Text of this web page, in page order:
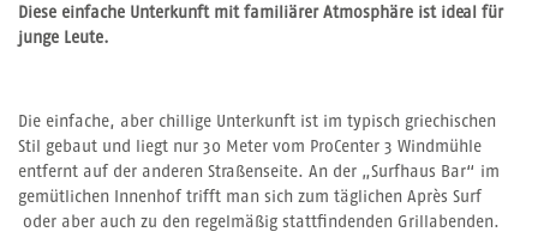
Diese einfache Unterkunft mit familiärer Atmosphäre ist ideal für
junge Leute.
Die einfache, aber chillige Unterkunft ist im typisch griechischen
Stil gebaut und liegt nur 30 Meter vom ProCenter 3 Windmühle
entfernt auf der anderen Straßenseite. An der „Surfhaus Bar“ im
gemütlichen Innenhof trifft man sich zum täglichen Après Surf
oder aber auch zu den regelmäßig stattfindenden Grillabenden.